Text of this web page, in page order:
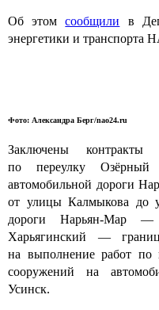
Об этомсообщили в
энергетики и транспорта
Фото: Александра Берг/nao24.ru
Заключены контракты
по переулку
автомобильной дороги
от улицы Калмыкова до
дороги Нарьян-Мар —
Харьягинский —
на выполнение работ по
сооружений на
Усинск.